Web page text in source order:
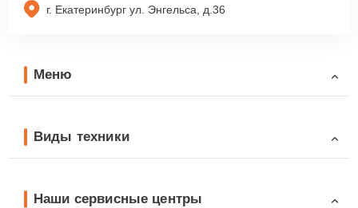
г. Екатеринбург ул. Энгельса, д.36
Меню
Виды техники
Наши сервисные центры